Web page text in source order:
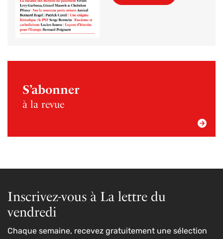
S’abonner
à la revue
Inscrivez-vous à La lettre du
vendredi
Chaque semaine, recevez gratuitement une sélection